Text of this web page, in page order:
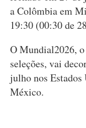
a Colômbia em
19:30 (00:30 de
O Mundial2026,
seleções, vai
julho nos Estados
México.